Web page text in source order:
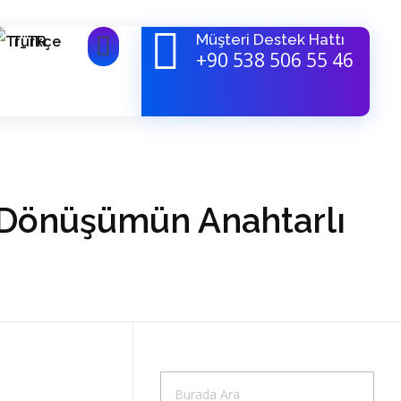
Türkçe Müşteri Destek Hattı
+90 538 506 55 46
Anahtarlı